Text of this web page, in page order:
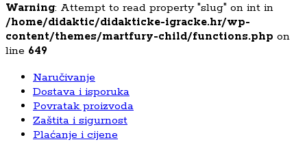
Warning: Attempt to read property "slug" on int in
/home/didaktic/didakticke-igracke.hr/wp-
content/themes/martfury-child/functions.php on
line 649
Naručivanje
Dostava i isporuka
Povratak proizvoda
Zaštita i sigurnost
Plaćanje i cijene